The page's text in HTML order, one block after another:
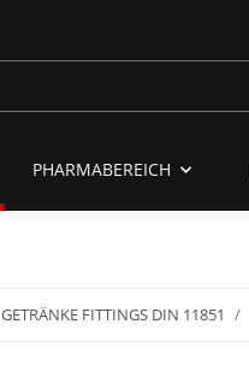
PHARMABEREICH
GETRÄNKE FITTINGS DIN 11851